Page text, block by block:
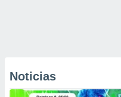
Noticias